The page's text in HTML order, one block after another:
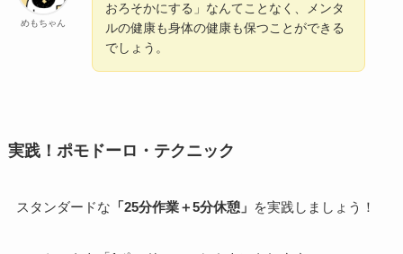
めもちゃん
おろそかにする」なんてことなく、メンタ
ルの健康も身体の健康も保つことができる
でしょう。
実践！ポモドーロ・テクニック
スタンダードな 「25分作業＋5分休憩」 を実践しましょう！